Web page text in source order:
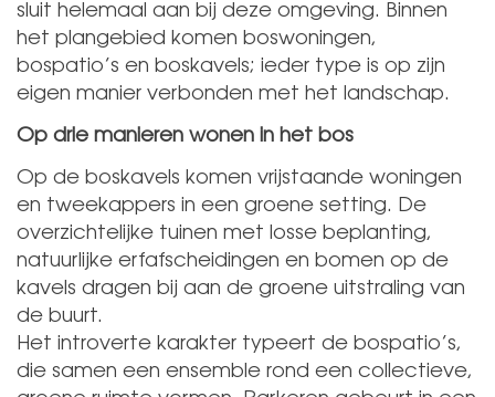
sluit helemaal aan bij deze omgeving. Binnen
het plangebied komen boswoningen,
bospatio’s en boskavels; ieder type is op zijn
eigen manier verbonden met het landschap.
Op drie manieren wonen in het bos
Op de boskavels komen vrijstaande woningen
en tweekappers in een groene setting. De
overzichtelijke tuinen met losse beplanting,
natuurlijke erfafscheidingen en bomen op de
kavels dragen bij aan de groene uitstraling van
de buurt.
Het introverte karakter typeert de bospatio’s,
die samen een ensemble rond een collectieve,